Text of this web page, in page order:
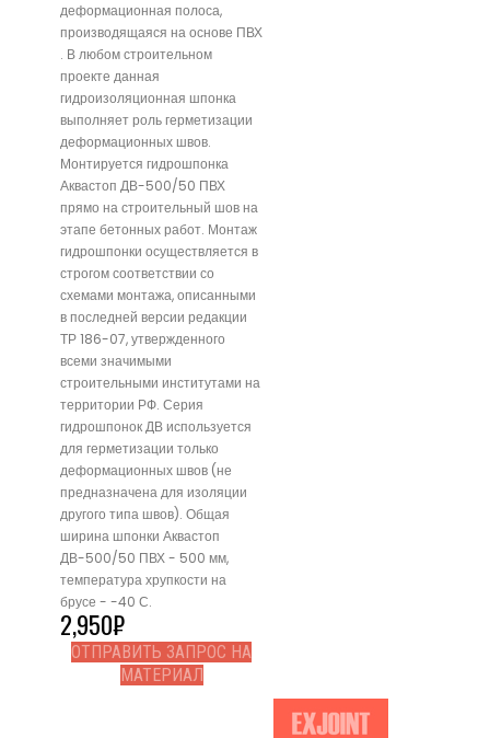
деформационная полоса,
производящаяся на основе ПВХ
. В любом строительном
проекте данная
гидроизоляционная шпонка
выполняет роль герметизации
деформационных швов.
Монтируется гидрошпонка
Аквастоп ДВ-500/50 ПВХ
прямо на строительный шов на
этапе бетонных работ. Монтаж
гидрошпонки осуществляется в
строгом соответствии со
схемами монтажа, описанными
в последней версии редакции
ТР 186-07, утвержденного
всеми значимыми
строительными институтами на
территории РФ. Серия
гидрошпонок ДВ используется
для герметизации только
деформационных швов (не
предназначена для изоляции
другого типа швов). Общая
ширина шпонки Аквастоп
ДВ-500/50 ПВХ - 500 мм,
температура хрупкости на
брусе - -40 С.
2,950₽
ОТПРАВИТЬ ЗАПРОС НА
МАТЕРИАЛ